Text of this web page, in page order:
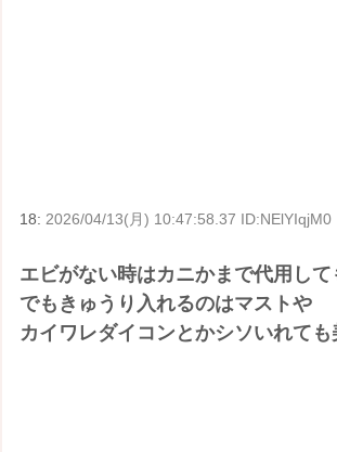
18: 2026/04/13(月) 10:47:58.37 ID:NElYIqjM0
エビがない時はカニかまで代用し
でもきゅうり入れるのはマストや
カイワレダイコンとかシソいれても